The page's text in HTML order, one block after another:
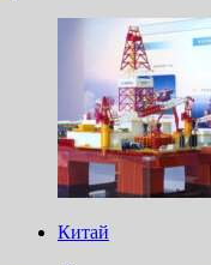
Китай